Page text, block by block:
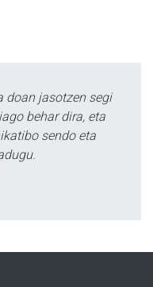
doan jasotzen segi
behar dira, eta
sendo eta